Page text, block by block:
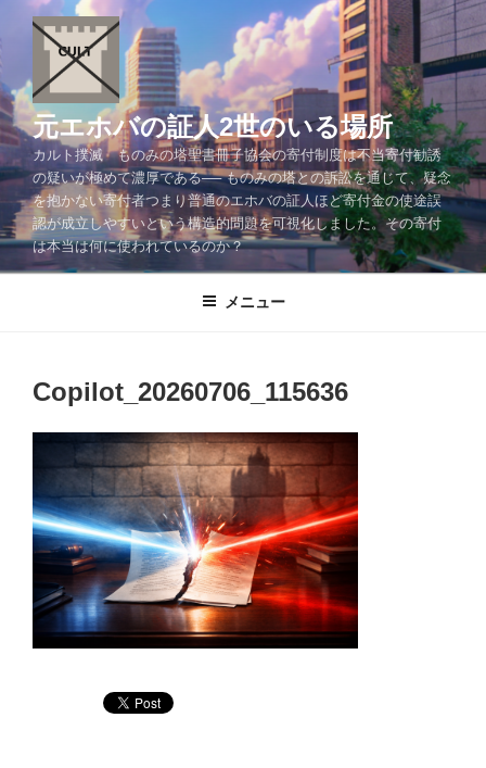
ン
テ
ン
ツ
へ
ス
ッ
プ
元エホバの証人2世のいる場所
カルト撲滅 ものみの塔聖書冊子協会の寄付制度は不当寄付勧誘
の疑いが極めて濃厚である── ものみの塔との訴訟を通じて、疑念
を抱かない寄付者つまり普通のエホバの証人ほど寄付金の使途誤
認が成立しやすいという構造的問題を可視化しました。その寄付
は本当は何に使われているのか？
メニュー
Copilot_20260706_115636